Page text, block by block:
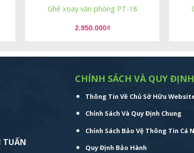
Ghế xoay văn phòng PT-18
2.950.000₫
TUẤN
CHÍNH SÁCH VÀ QUY ĐỊNH
Thông Tin Về Chủ Sở Hữu
Chính Sách Và Quy Định Chung
Chính Sách Bảo Vệ Thông Tin Cá
Quy Định Bảo Hành